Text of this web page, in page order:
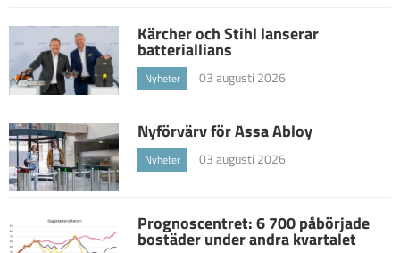
Kärcher och Stihl lanserar
batteriallians
Nyheter 03 augusti 2026
Nyförvärv för Assa Abloy
Nyheter 03 augusti 2026
Prognoscentret: 6 700 påbörjade
bostäder under andra kvartalet